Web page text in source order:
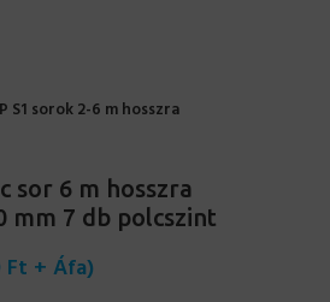
S1 sorok 2-6 m hosszra
sor 6 m hosszra
mm 7 db polcszint
Ft + Áfa)